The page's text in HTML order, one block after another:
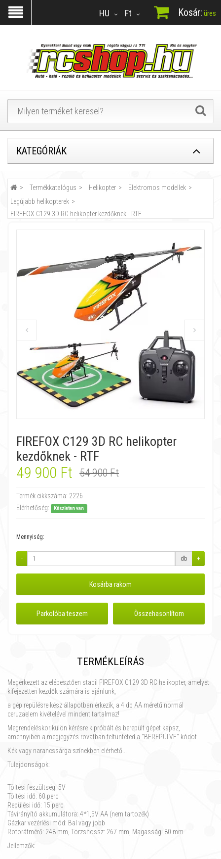
Ft
HU Kosár: üres
KATEGÓRIÁK
Termékkatalógus Helikopter
Elektromos modellek
Legújabb helikopterek
FIREFOX C129 3D RC helikopter kezdőknek - RTF
FIREFOX C129 3D RC helikopter
kezdőknek - RTF
49 900 Ft 54 900 Ft
Termék cikkszáma: 2226
Elérhetőség:
Készleten van
Mennyiség:
- db +
Kosárba rakom
Parkolóba teszem Összehasonlítom
TERMÉKLEÍRÁS
Megérkezett az elépesztően stabil FIREFOX C129 3D RC helikopter, amelyet
kifejezetten kezdők számára is ajánlunk,
a gép repülésre kész állapotban érkezik, a 4 db AA méretű normál
ceruzaelem kivételével mindent tartalmaz!
Megrendeléskor külön kérésre kipróbált és berepült gépet kapsz,
amennyiben a megjegyzés rovatban feltünteted a "BEREPÜLVE" kódot.
Kék vagy narancssárga színekben elérhető...
Tulajdonságok:
Töltési feszültség: 5V
Töltési idő: 60 perc
Repülési idő: 15 perc
Távirányító akkumulátora: 4*1,5V AA (nem tartozék)
Gázkar vezérlési mód: Bal vagy jobb
Rotorátmérő: 248 mm, Törzshossz: 267 mm, Magasság: 80 mm
Jellemzők: